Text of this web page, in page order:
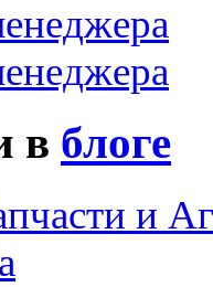
в блоге
и